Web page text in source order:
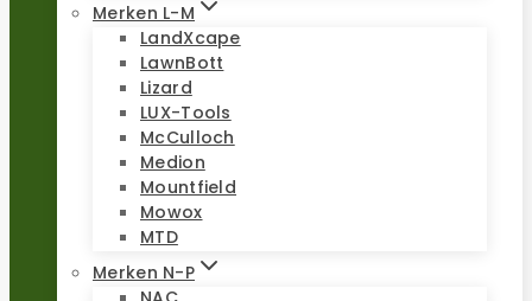
Merken L-M
LandXcape
LawnBott
Lizard
LUX-Tools
McCulloch
Medion
Mountfield
Mowox
MTD
Merken N-P